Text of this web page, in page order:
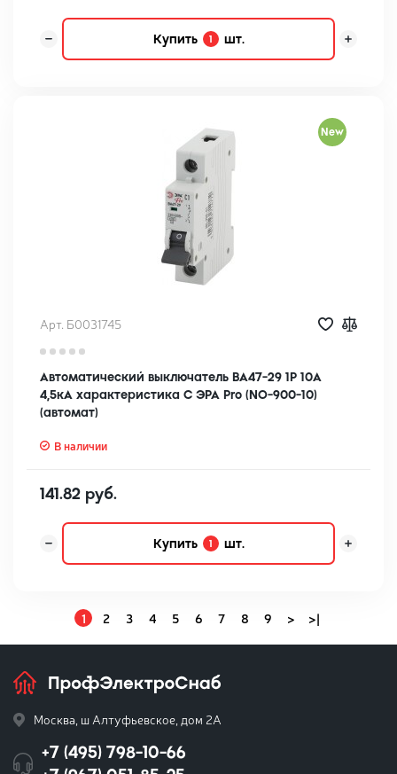
Купить 1 шт.
New
Арт. Б0031745
Автоматический выключатель ВА47-29 1Р 10А
4,5кА характеристика C ЭРА Pro (NO-900-10)
(автомат)
В наличии
141.82 руб.
Купить 1 шт.
1 2 3 4 5 6 7 8 9 > >|
Москва, ш Алтуфьевское, дом 2А
+7 (495) 798-10-66